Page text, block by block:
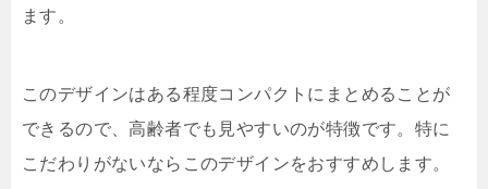
ます。
このデザインはある程度コンパクトにまとめることが
できるので、高齢者でも見やすいのが特徴です。特に
こだわりがないならこのデザインをおすすめします。